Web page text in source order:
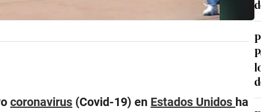
coronavirus (Covid-19) en Estados Unidos ha